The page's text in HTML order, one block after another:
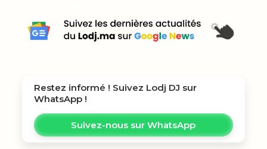
Restez informé ! Suivez Lodj DJ sur
WhatsApp !
Suivez-nous sur WhatsApp